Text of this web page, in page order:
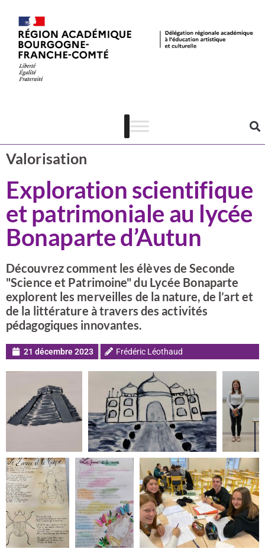
Valorisation
Exploration scientifique
et patrimoniale au lycée
Bonaparte d’Autun
Découvrez comment les élèves de Seconde
"Science et Patrimoine" du Lycée Bonaparte
explorent les merveilles de la nature, de l’art et
de la littérature à travers des activités
pédagogiques innovantes.
21 décembre 2023 Frédéric Léothaud